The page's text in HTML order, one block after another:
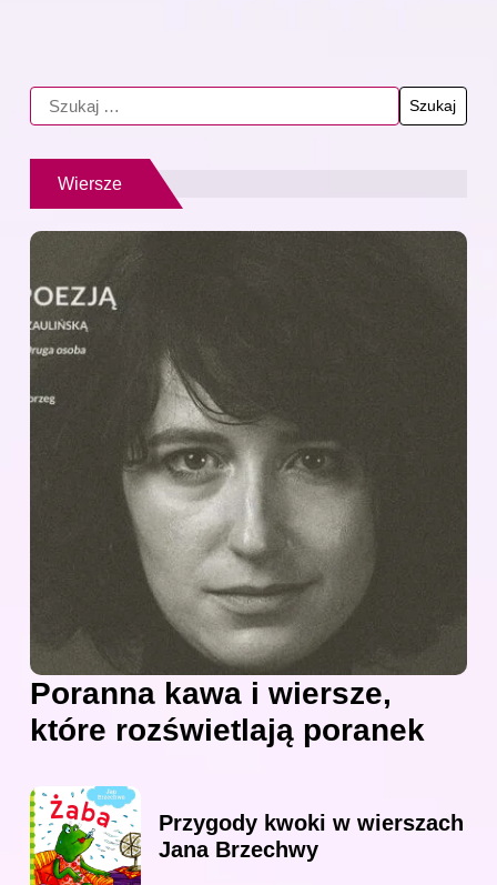
Wiersze
Poranna kawa i wiersze,
które rozświetlają poranek
Przygody kwoki w wierszach
Jana Brzechwy